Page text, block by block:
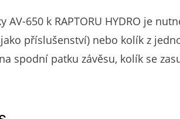
650 k RAPTORU HYDRO je
příslušenství) nebo kolík z
spodní patku závěsu, kolík se